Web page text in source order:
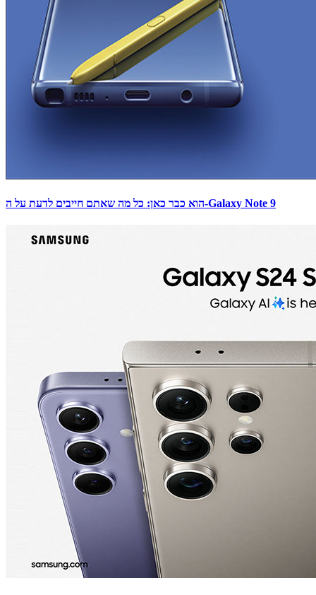
הוא כבר כאן: כל מה שאתם חייבים לדעת על ה-Galaxy Note 9